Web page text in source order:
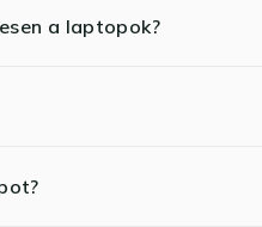
a laptopok?